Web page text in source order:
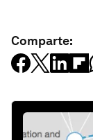
Comparte: